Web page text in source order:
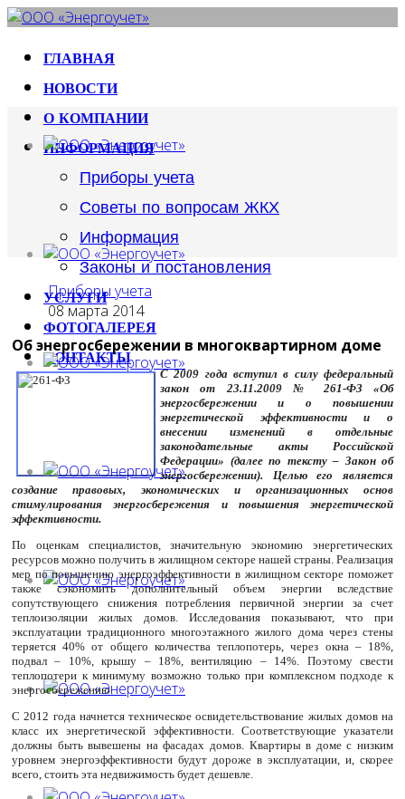
ГЛАВНАЯ
НОВОСТИ
О КОМПАНИИ
ИНФОРМАЦИЯ
Приборы учета
Советы по вопросам ЖКХ
Информация
Законы и постановления
УСЛУГИ
ФОТОГАЛЕРЕЯ
КОНТАКТЫ
Приборы учета
08 марта 2014
Об энергосбережении в многоквартирном доме
С 2009 года вступил в силу федеральный
закон от 23.11.2009 № 261-ФЗ «Об
энергосбережении и о повышении
энергетической эффективности и о
внесении изменений в отдельные
законодательные акты Российской
Федерации» (далее по тексту – Закон об
энергосбережении). Целью его является
создание правовых, экономических и организационных основ
стимулирования энергосбережения и повышения энергетической
эффективности.
По оценкам специалистов, значительную экономию энергетических
ресурсов можно получить в жилищном секторе нашей страны. Реализация
мер по повышению энергоэффективности в жилищном секторе поможет
также сэкономить дополнительный объем энергии вследствие
сопутствующего снижения потребления первичной энергии за счет
теплоизоляции жилых домов. Исследования показывают, что при
эксплуатации традиционного многоэтажного жилого дома через стены
теряется 40% от общего количества теплопотерь, через окна – 18%,
подвал – 10%, крышу – 18%, вентиляцию – 14%. Поэтому свести
теплопотери к минимуму возможно только при комплексном подходе к
энергосбережению.
С 2012 года начнется техническое освидетельствование жилых домов на
класс их энергетической эффективности. Соответствующие указатели
должны быть вывешены на фасадах домов. Квартиры в доме с низким
уровнем энергоэффективности будут дороже в эксплуатации, и, скорее
всего, стоить эта недвижимость будет дешевле.